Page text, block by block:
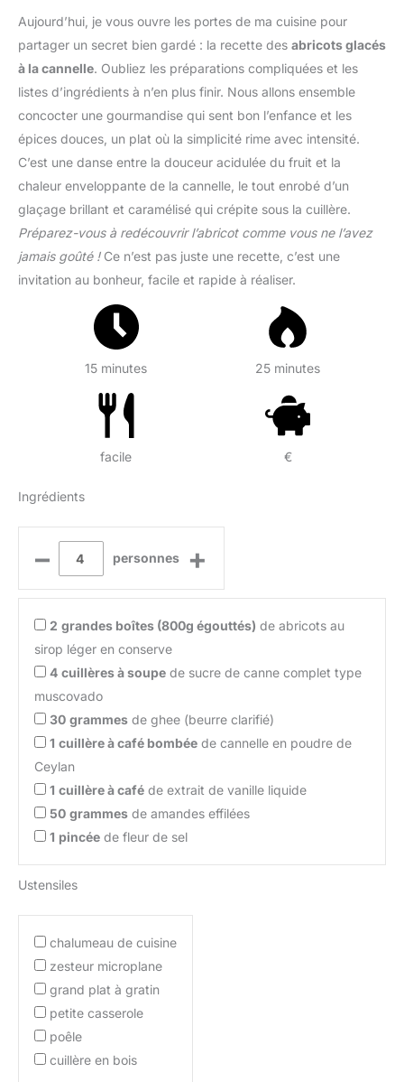
Aujourd’hui, je vous ouvre les portes de ma cuisine pour
partager un secret bien gardé : la recette des abricots glacés
à la cannelle. Oubliez les préparations compliquées et les
listes d’ingrédients à n’en plus finir. Nous allons ensemble
concocter une gourmandise qui sent bon l’enfance et les
épices douces, un plat où la simplicité rime avec intensité.
C’est une danse entre la douceur acidulée du fruit et la
chaleur enveloppante de la cannelle, le tout enrobé d’un
glaçage brillant et caramélisé qui crépite sous la cuillère.
Préparez-vous à redécouvrir l’abricot comme vous ne l’avez
jamais goûté !Ce n’est pas juste une recette, c’est une
invitation au bonheur, facile et rapide à réaliser.
15 minutes 25 minutes
facile €
Ingrédients
– personnes +
2 grandes boîtes (800g égouttés) de abricots au
sirop léger en conserve
4 cuillères à soupe de sucre de canne complet type
muscovado
30 grammes de ghee (beurre clarifié)
1 cuillère à café bombée de cannelle en poudre de
Ceylan
1 cuillère à café de extrait de vanille liquide
50 grammes de amandes effilées
1 pincée de fleur de sel
Ustensiles
chalumeau de cuisine
zesteur microplane
grand plat à gratin
petite casserole
poêle
cuillère en bois